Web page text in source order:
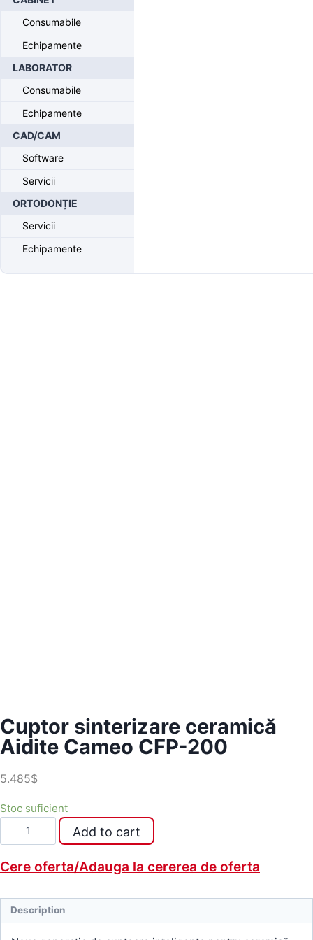
Consumabile
Echipamente
LABORATOR
Consumabile
Echipamente
CAD/CAM
Software
Servicii
ORTODONȚIE
Servicii
Echipamente
Cuptor sinterizare ceramică
Aidite Cameo CFP-200
5.485$
Stoc suficient
Cuptor
sinterizare
Aidite
CFP-
200
Add to cart
Cere oferta/Adauga la cererea de oferta
Description